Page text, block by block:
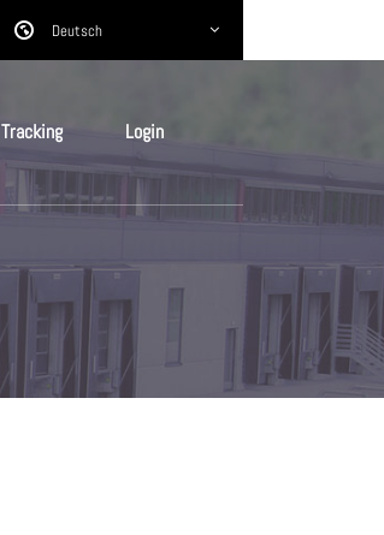
Deutsch
Tracking Login